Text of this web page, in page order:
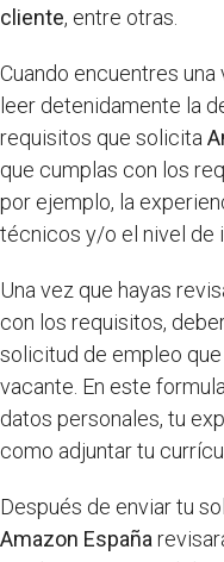
cliente, entre otras.
Cuando encuentres
leer detenidamente la
requisitos que solicita
que cumplas con los
por ejemplo, la
técnicos y/o el nivel de
Una vez que hayas
con los requisitos,
solicitud de empleo
vacante. En este
datos personales, tu
como adjuntar tu
Después de enviar tu
Amazon España